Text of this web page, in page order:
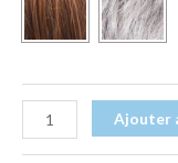
Ajouter